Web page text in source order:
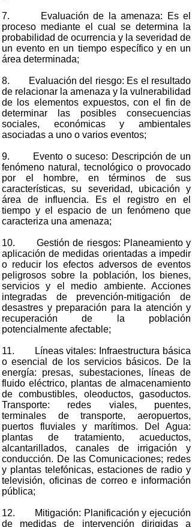
7. Evaluación de la amenaza: Es el
proceso mediante el cual se determina la
probabilidad de ocurrencia y la severidad de
un evento en un tiempo específico y en un
área determinada;
8. Evaluación del riesgo: Es el resultado
de relacionar la amenaza y la vulnerabilidad
de los elementos expuestos, con el fin de
determinar las posibles consecuencias
sociales, económicas y ambientales
asociadas a uno o varios eventos;
9. Evento o suceso: Descripción de un
fenómeno natural, tecnológico o provocado
por el hombre, en términos de sus
características, su severidad, ubicación y
área de influencia. Es el registro en el
tiempo y el espacio de un fenómeno que
caracteriza una amenaza;
10. Gestión de riesgos: Planeamiento y
aplicación de medidas orientadas a impedir
o reducir los efectos adversos de eventos
peligrosos sobre la población, los bienes,
servicios y el medio ambiente. Acciones
integradas de prevención-mitigación de
desastres y preparación para la atención y
recuperación de la población
potencialmente afectable;
11. Líneas vitales: Infraestructura básica
o esencial de los servicios básicos. De la
energía: presas, subestaciones, líneas de
fluido eléctrico, plantas de almacenamiento
de combustibles, oleoductos, gasoductos.
Transporte: redes viales, puentes,
terminales de transporte, aeropuertos,
puertos fluviales y marítimos. Del Agua:
plantas de tratamiento, acueductos,
alcantarillados, canales de irrigación y
conducción. De las Comunicaciones; redes
y plantas telefónicas, estaciones de radio y
televisión, oficinas de correo e información
pública;
12. Mitigación: Planificación y ejecución
de medidas de intervención dirigidas a